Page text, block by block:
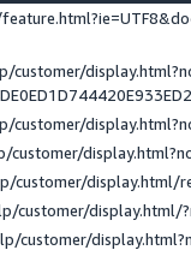
customer/display.html/
customer/display.html/
customer/